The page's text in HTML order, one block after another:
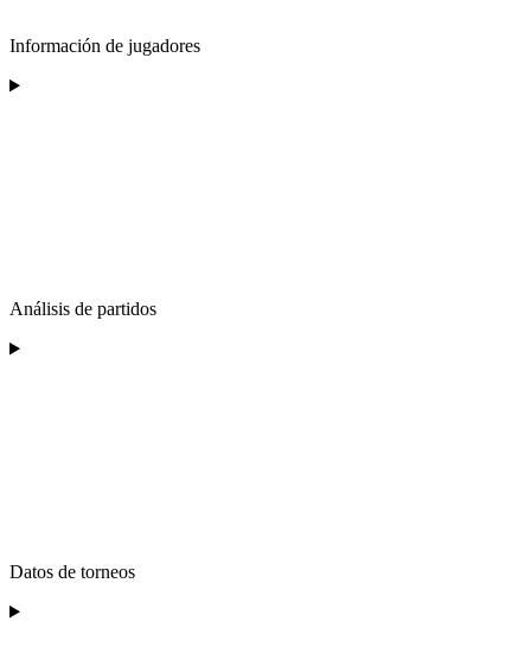
Información de jugadores
Análisis de partidos
Datos de torneos